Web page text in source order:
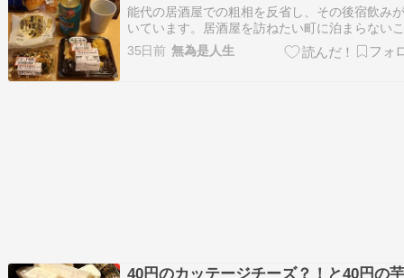
能代の居酒屋での粗相を反省し、その後宿飲み
いています。居酒屋を訪ねたい町に泊まらない
がたまたま続いたという事情もありますが、こ
六日連続です。今日は記事が少なかったこともあ
35日前 無為是人生
40円のカッテージチーズ？！と40円の